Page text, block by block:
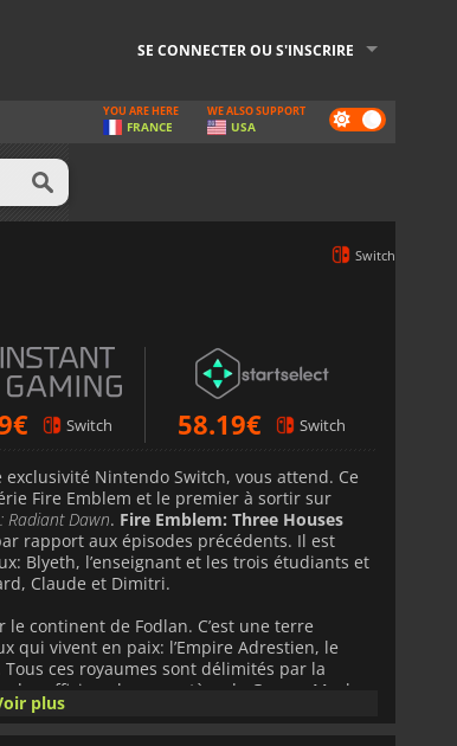
SE CONNECTER OU S'INSCRIRE
Dark
mode
YOU ARE HERE
FRANCE
WE ALSO SUPPORT
USA
Switch
€ Switch 58.19€ Switch
exclusivité Nintendo Switch, vous attend. Ce
Fire Emblem et le premier à sortir sur
Radiant Dawn. Fire Emblem: Three Houses
rapport aux épisodes précédents. Il est
Blyeth, l’enseignant et les trois étudiants et
Claude et Dimitri.
le continent de Fodlan. C’est une terre
qui vivent en paix: l’Empire Adrestien, le
Tous ces royaumes sont délimités par la
des officiers, le monastère de Garegg Mach.
maison étant peuplée d'étudiants de leurs
Lions et le Golder Deer.
plus